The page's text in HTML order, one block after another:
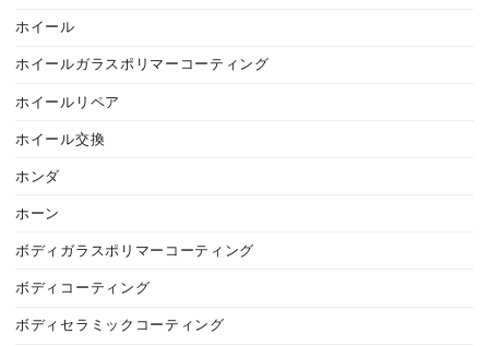
ホイール
ホイールガラスポリマーコーティング
ホイールリペア
ホイール交換
ホンダ
ホーン
ボディガラスポリマーコーティング
ボディコーティング
ボディセラミックコーティング